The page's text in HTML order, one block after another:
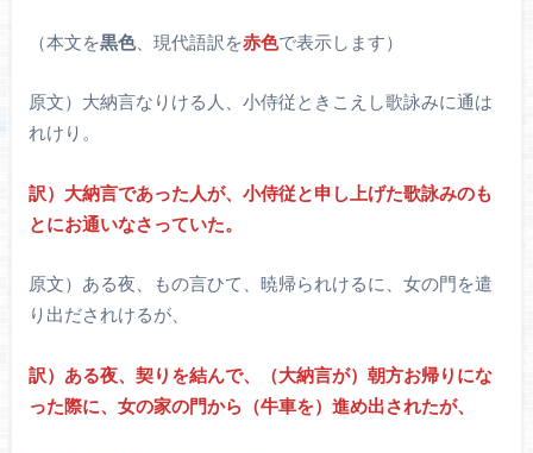
（本文を黒色、現代語訳を赤色で表示します）
原文）大納言なりける人、小侍従ときこえし歌詠みに通は
れけり。
訳）大納言であった人が、小侍従と申し上げた歌詠みのも
とにお通いなさっていた。
原文）ある夜、もの言ひて、暁帰られけるに、女の門を遣
り出だされけるが、
訳）ある夜、契りを結んで、（大納言が）朝方お帰りにな
った際に、女の家の門から（牛車を）進め出されたが、